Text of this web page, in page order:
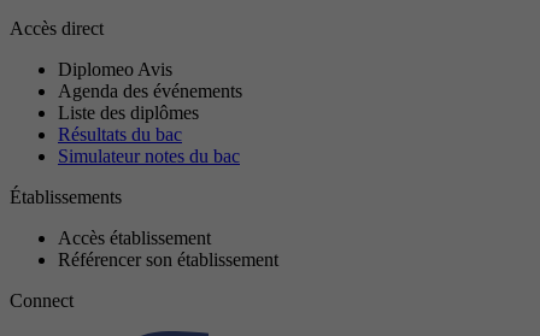
Accès direct
Diplomeo Avis
Agenda des événements
Liste des diplômes
Résultats du bac
Simulateur notes du bac
Établissements
Accès établissement
Référencer son établissement
Connect